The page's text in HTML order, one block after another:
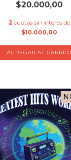
$20.000,00
2 cuotas sin interés de
$10.000,00